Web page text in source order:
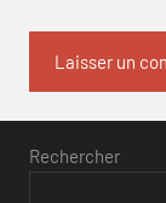
Rechercher